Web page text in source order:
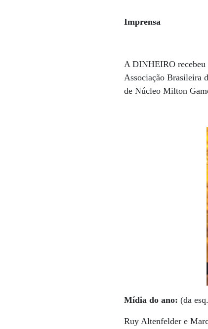
Imprensa
A DINHEIRO recebeu
Associação Brasileira
de Núcleo Milton
Mídia do ano: (da
Ruy Altenfelder e